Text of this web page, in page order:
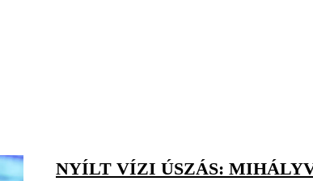
NYÍLT VÍZI ÚSZÁS: